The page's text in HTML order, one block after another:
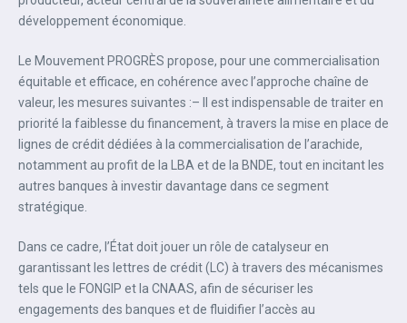
développement économique.‎‎
Le Mouvement PROGRÈS propose, pour une commercialisation
équitable et efficace, en cohérence avec l’approche chaîne de
valeur, les mesures suivantes :‎– Il est indispensable de traiter en
priorité la faiblesse du financement, à travers la mise en place de
lignes de crédit dédiées à la commercialisation de l’arachide,
notamment au profit de la LBA et de la BNDE, tout en incitant les
autres banques à investir davantage dans ce segment
stratégique.‎‎
Dans ce cadre, l’État doit jouer un rôle de catalyseur en
garantissant les lettres de crédit (LC) à travers des mécanismes
tels que le FONGIP et la CNAAS, afin de sécuriser les
engagements des banques et de fluidifier l’accès au